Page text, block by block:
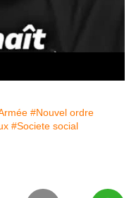
#Nouvel ordre
#Societe social